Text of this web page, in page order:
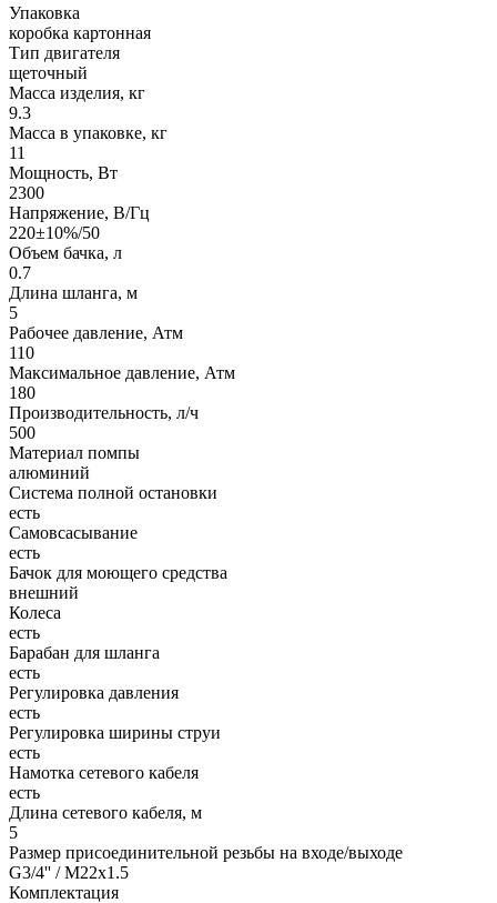
Упаковка
коробка картонная
Тип двигателя
щеточный
Масса изделия, кг
9.3
Масса в упаковке, кг
11
Мощность, Вт
2300
Напряжение, В/Гц
220±10%/50
Объем бачка, л
0.7
Длина шланга, м
5
Рабочее давление, Атм
110
Максимальное давление, Атм
180
Производительность, л/ч
500
Материал помпы
алюминий
Система полной остановки
есть
Самовсасывание
есть
Бачок для моющего средства
внешний
Колеса
есть
Барабан для шланга
есть
Регулировка давления
есть
Регулировка ширины струи
есть
Намотка сетевого кабеля
есть
Длина сетевого кабеля, м
5
Размер присоединительной резьбы на входе/выходе
G3/4'' / М22х1.5
Комплектация